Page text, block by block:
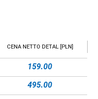
CENA NETTO DETAL [PLN]
159.00
495.00